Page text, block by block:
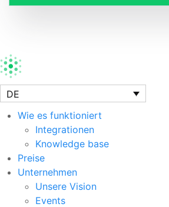
DE
Wie es funktioniert
Integrationen
Knowledge base
Preise
Unternehmen
Unsere Vision
Events